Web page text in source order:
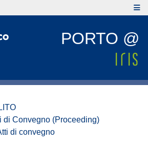
PORTO @
di Convegno (Proceeding)
di convegno